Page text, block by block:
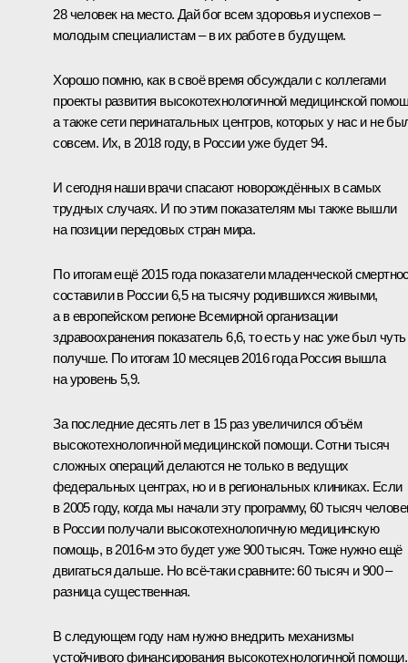
28 человек на место. Дай бог всем здоровья и успехов –
молодым специалистам – в их работе в будущем.
Хорошо помню, как в своё время обсуждали с коллегами
проекты развития высокотехнологичной медицинской
а также сети перинатальных центров, которых у нас и не
совсем. Их, в 2018 году, в России уже будет 94.
И сегодня наши врачи спасают новорождённых в самых
трудных случаях. И по этим показателям мы также вышли
на позиции передовых стран мира.
По итогам ещё 2015 года показатели младенческой
составили в России 6,5 на тысячу родившихся живыми,
а в европейском регионе Всемирной организации
здравоохранения показатель 6,6, то есть у нас уже был чуть
получше. По итогам 10 месяцев 2016 года Россия вышла
на уровень 5,9.
За последние десять лет в 15 раз увеличился объём
высокотехнологичной медицинской помощи. Сотни тысяч
сложных операций делаются не только в ведущих
федеральных центрах, но и в региональных клиниках. Если
в 2005 году, когда мы начали эту программу, 60 тысяч
в России получали высокотехнологичную медицинскую
помощь, в 2016‑м это будет уже 900 тысяч. Тоже нужно ещё
двигаться дальше. Но всё‑таки сравните: 60 тысяч и 900 –
разница существенная.
В следующем году нам нужно внедрить механизмы
устойчивого финансирования высокотехнологичной помощи.